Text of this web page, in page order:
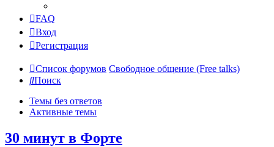
FAQ
Вход
Регистрация
Список форумов Свободное общение (Free talks)
Поиск
Темы без ответов
Активные темы
30 минут в Форте